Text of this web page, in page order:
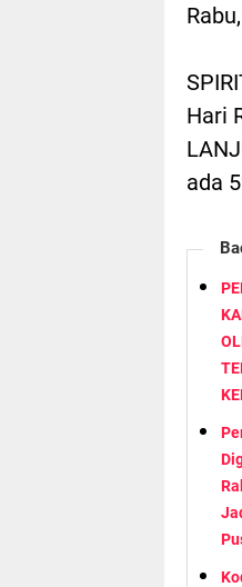
Hari
ada